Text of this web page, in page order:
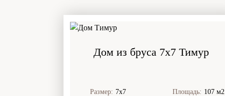
Дом из бруса 7x7 Тимур
Размер: 7х7 Площадь: 107 м2